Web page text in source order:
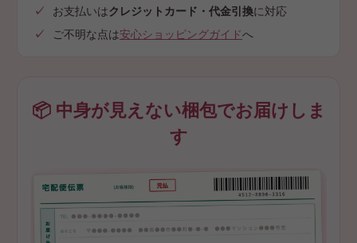
お支払いはクレジットカード・代金引換に対応
ご不明な点は安心ショッピングガイドへ
📦 中身が見えない梱包でお届けしま
す